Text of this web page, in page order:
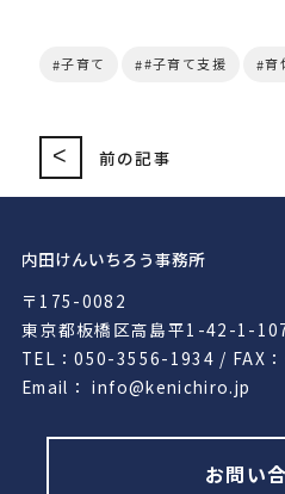
子育て #子育て支援 育
< 前の記事
内田けんいちろう事務所
〒175-0082
東京都板橋区高島平1-42-1-
TEL：050-3556-1934 / FAX
Email： info@kenichiro.jp
お問い